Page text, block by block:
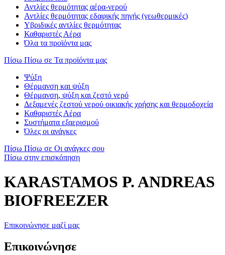
Αντλίες θερμότητας αέρα-νερού
Αντλίες θερμότητας εδαφικής πηγής (γεωθερμικές)
Υβριδικές αντλίες θερμότητας
Καθαριστές Αέρα
Όλα τα προϊόντα μας
Πίσω Πίσω σε Τα προϊόντα μας
Ψύξη
Θέρμανση και ψύξη
Θέρμανση, ψύξη και ζεστό νερό
Δεξαμενές ζεστού νερού οικιακής χρήσης και θερμοδοχεία
Καθαριστές Αέρα
Συστήματα εξαερισμού
Όλες οι ανάγκες
Πίσω Πίσω σε Οι ανάγκες σου
Πίσω στην επισκόπηση
KARASTAMOS P. ANDREAS
BIOFREEZER
Επικοινώνησε μαζί μας
Επικοινώνησε